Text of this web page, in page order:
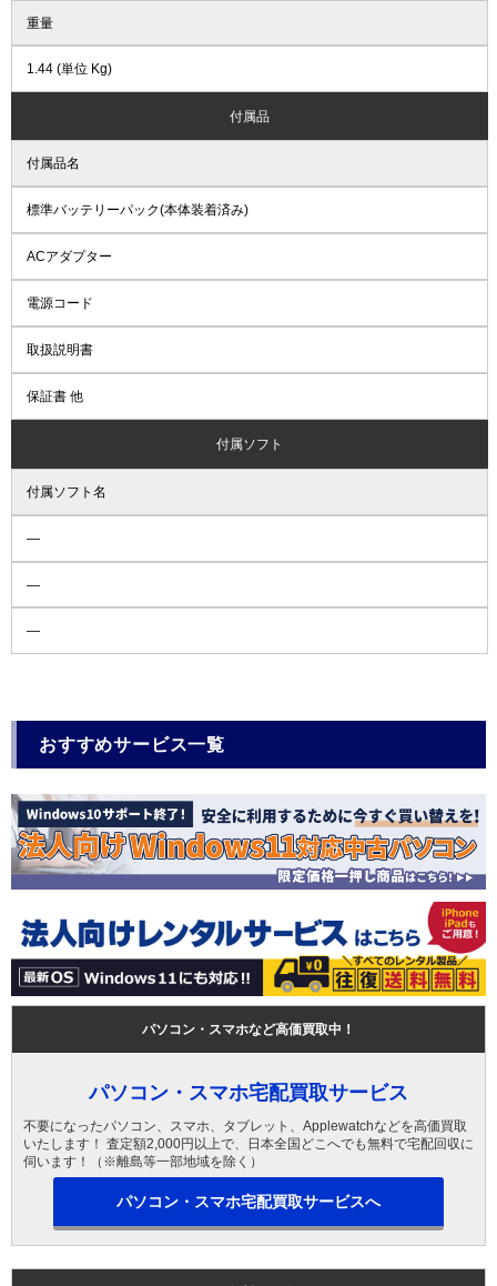
重量
1.44 (単位 Kg)
付属品
付属品名
標準バッテリーパック(本体装着済み)
ACアダプター
電源コード
取扱説明書
保証書 他
付属ソフト
付属ソフト名
―
―
―
おすすめサービス一覧
パソコン・スマホなど高価買取中！
パソコン・スマホ宅配買取サービス
不要になったパソコン、スマホ、タブレット、Applewatchなどを高価買取
いたします！ 査定額2,000円以上で、日本全国どこへでも無料で宅配回収に
伺います！（※離島等一部地域を除く）
パソコン・スマホ宅配買取サービスへ